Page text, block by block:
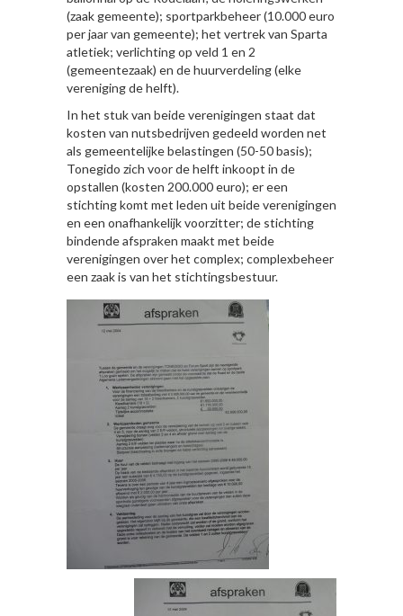
(zaak gemeente); sportparkbeheer (10.000 euro
per jaar van gemeente); het vertrek van Sparta
atletiek; verlichting op veld 1 en 2
(gemeentezaak) en de huurverdeling (elke
vereniging de helft).
In het stuk van beide verenigingen staat dat
kosten van nutsbedrijven gedeeld worden net
als gemeentelijke belastingen (50-50 basis);
Tonegido zich voor de helft inkoopt in de
opstallen (kosten 200.000 euro); er een
stichting komt met leden uit beide verenigingen
en een onafhankelijk voorzitter; de stichting
bindende afspraken maakt met beide
verenigingen over het complex; complexbeheer
een zaak is van het stichtingsbestuur.